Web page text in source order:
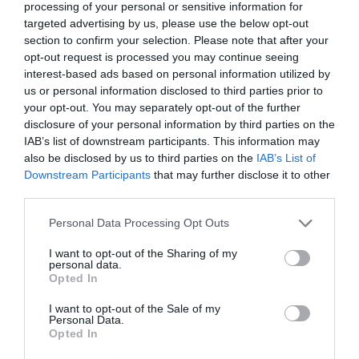
processing of your personal or sensitive information for
targeted advertising by us, please use the below opt-out
section to confirm your selection. Please note that after your
opt-out request is processed you may continue seeing
interest-based ads based on personal information utilized by
us or personal information disclosed to third parties prior to
your opt-out. You may separately opt-out of the further
disclosure of your personal information by third parties on the
IAB’s list of downstream participants. This information may
also be disclosed by us to third parties on the IAB’s List of
Downstream Participants that may further disclose it to other
Personal Data Processing Opt Outs
I want to opt-out of the Sharing of my
personal data.
Opted In
I want to opt-out of the Sale of my
Personal Data.
Opted In
colosal făcut de personalul medical și ne vom aminti
întotdeauna de tributul greu plătit de medici,
asistente, ambulanțieri, infirmieri”, a arătat
președintele.
Istoria României a fost marcată de multe crize, a
subliniat șeful statului, iar actuala criză sanitară va
defini viitorul țării.
„Nu trebuie să ne temem de viitor: îl construim
atâtea momente dificile. Sunt sigur că și acum vom
încurajare al președintelui.